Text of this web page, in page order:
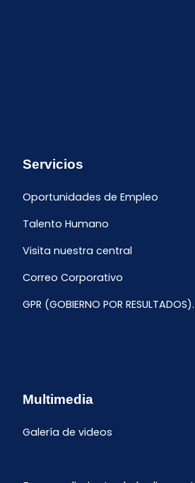
Servicios
Oportunidades de Empleo
Talento Humano
Visita nuestra central
Correo Corporativo
GPR (GOBIERNO POR RESULTADOS).
Multimedia
Galería de videos